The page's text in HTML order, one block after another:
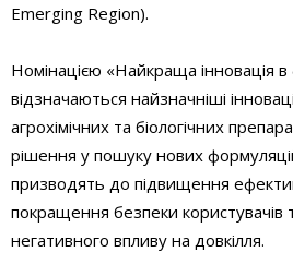
Emerging Region).
Номінацією «Найкраща інновація в
відзначаються найзначніші
агрохімічних та біологічних
рішення у пошуку нових
призводять до підвищення
покращення безпеки
негативного впливу на довкілля.